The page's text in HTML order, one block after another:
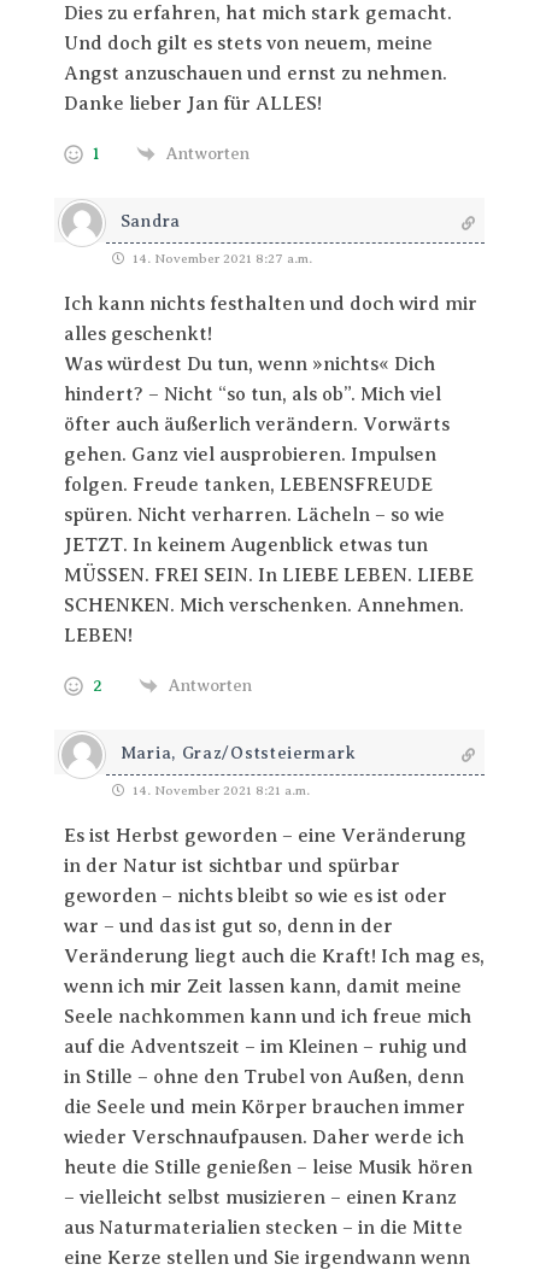
Dies zu erfahren, hat mich stark gemacht.
Und doch gilt es stets von neuem, meine
Angst anzuschauen und ernst zu nehmen.
Danke lieber Jan für ALLES!
1 Antworten
Sandra
14. November 2021 8:27 a.m.
Ich kann nichts festhalten und doch wird mir
alles geschenkt!
Was würdest Du tun, wenn »nichts« Dich
hindert? – Nicht “so tun, als ob”. Mich viel
öfter auch äußerlich verändern. Vorwärts
gehen. Ganz viel ausprobieren. Impulsen
folgen. Freude tanken, LEBENSFREUDE
spüren. Nicht verharren. Lächeln – so wie
JETZT. In keinem Augenblick etwas tun
MÜSSEN. FREI SEIN. In LIEBE LEBEN. LIEBE
SCHENKEN. Mich verschenken. Annehmen.
LEBEN!
2 Antworten
Maria, Graz/Oststeiermark
14. November 2021 8:21 a.m.
Es ist Herbst geworden – eine Veränderung
in der Natur ist sichtbar und spürbar
geworden – nichts bleibt so wie es ist oder
war – und das ist gut so, denn in der
Veränderung liegt auch die Kraft! Ich mag es,
wenn ich mir Zeit lassen kann, damit meine
Seele nachkommen kann und ich freue mich
auf die Adventszeit – im Kleinen – ruhig und
in Stille – ohne den Trubel von Außen, denn
die Seele und mein Körper brauchen immer
wieder Verschnaufpausen. Daher werde ich
heute die Stille genießen – leise Musik hören
– vielleicht selbst musizieren – einen Kranz
aus Naturmaterialien stecken – in die Mitte
eine Kerze stellen und Sie irgendwann wenn